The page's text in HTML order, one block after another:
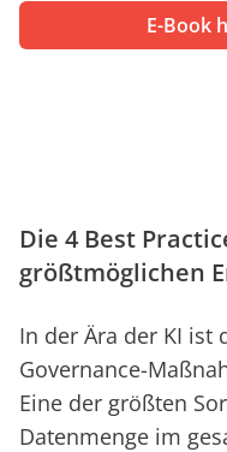
E-Book
Die 4 Best
größtmöglichen
In der Ära der KI ist
Governance-
Eine der größten
Datenmenge im